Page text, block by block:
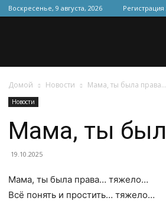
Воскресенье, 9 августа, 2026
Домой Новости Мама, ты была права…
Новости
Мама, ты
19.10.2025
Мама, ты была права… тяжело…
Всё понять и простить… тяжело…